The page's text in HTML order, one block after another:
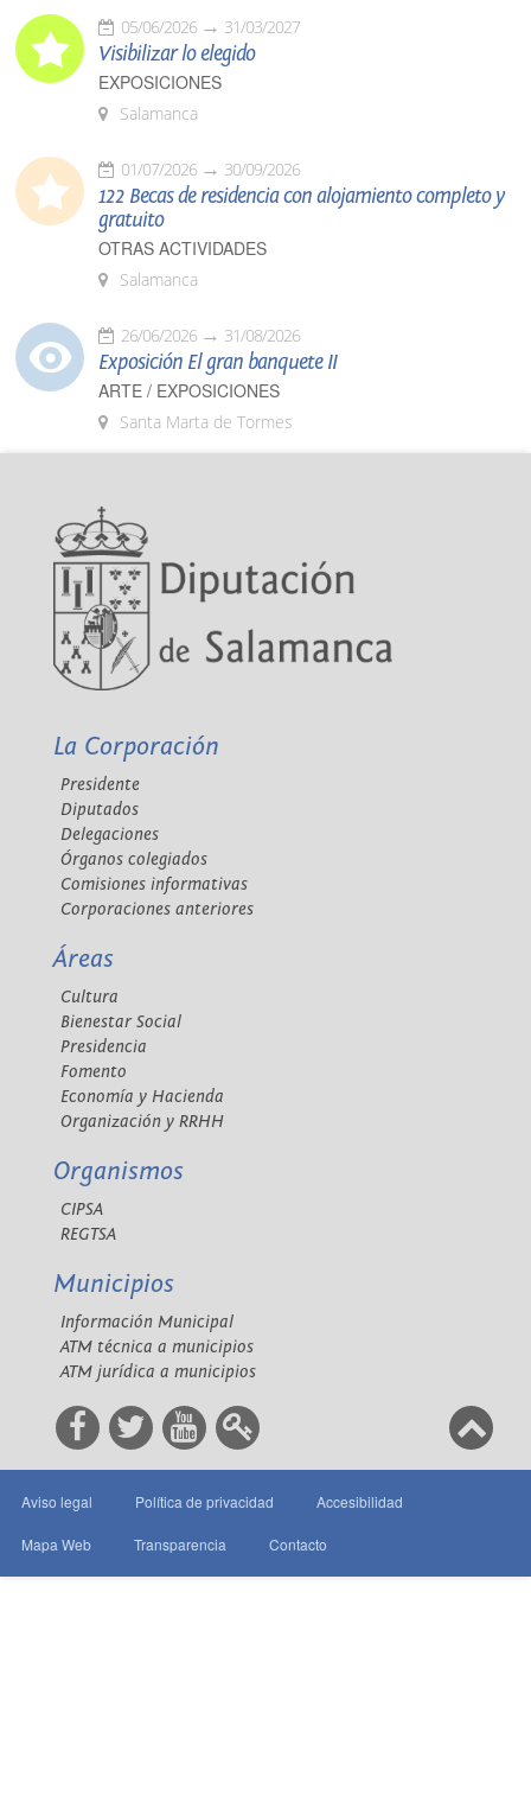
05/06/2026 31/03/2027
Visibilizar lo elegido
EXPOSICIONES
Salamanca
01/07/2026 30/09/2026
122 Becas de residencia con alojamiento completo y
gratuito
OTRAS ACTIVIDADES
Salamanca
26/06/2026 31/08/2026
Exposición El gran banquete II
ARTE / EXPOSICIONES
Santa Marta de Tormes
La Corporación
Presidente
Diputados
Delegaciones
Órganos colegiados
Comisiones informativas
Corporaciones anteriores
Áreas
Cultura
Bienestar Social
Presidencia
Fomento
Economía y Hacienda
Organización y RRHH
Organismos
CIPSA
REGTSA
Municipios
Información Municipal
ATM técnica a municipios
ATM jurídica a municipios
Aviso legal Política de privacidad Accesibilidad
Mapa Web Transparencia Contacto